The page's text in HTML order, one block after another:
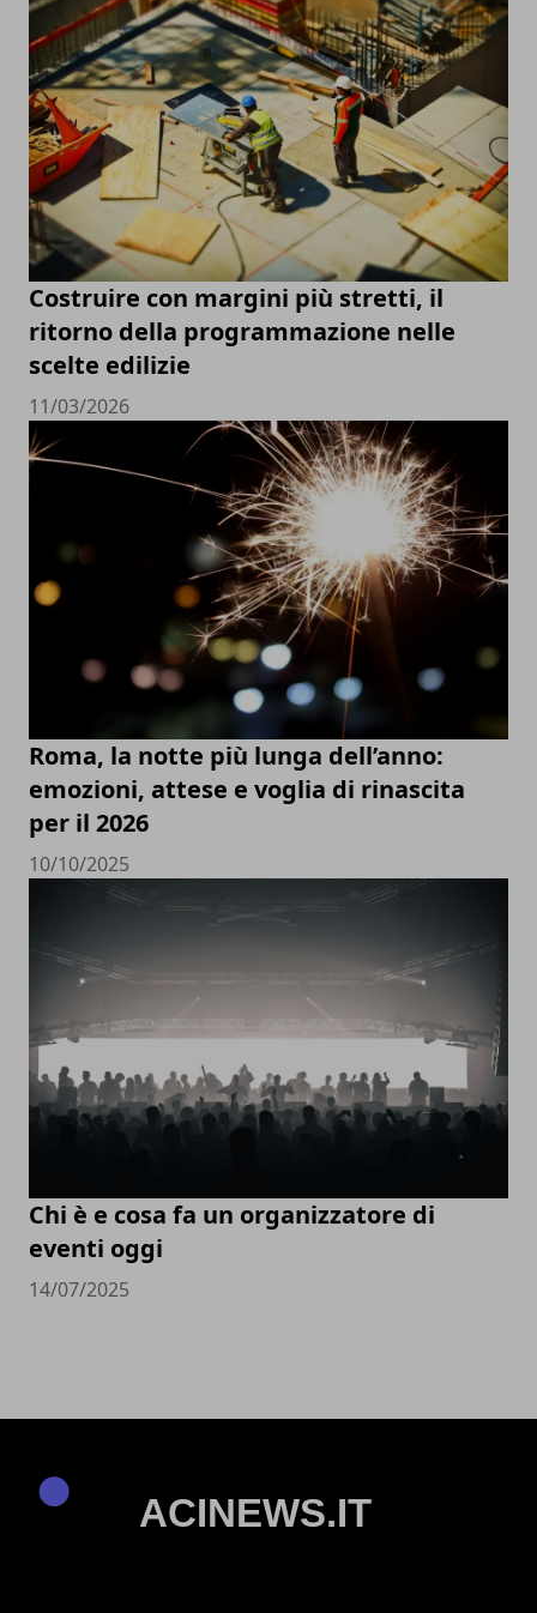
Costruire con margini più stretti, il
ritorno della programmazione nelle
scelte edilizie
11/03/2026
Roma, la notte più lunga dell’anno:
emozioni, attese e voglia di rinascita
per il 2026
10/10/2025
Chi è e cosa fa un organizzatore di
eventi oggi
14/07/2025